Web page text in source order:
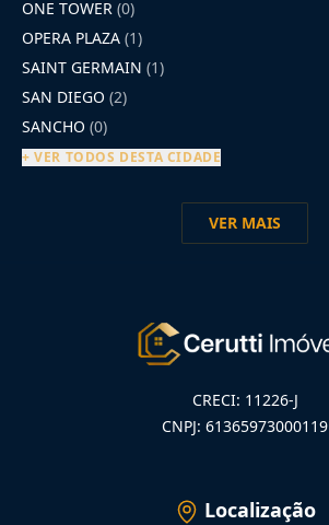
ONE TOWER (0)
OPERA PLAZA (1)
SAINT GERMAIN (1)
SAN DIEGO (2)
SANCHO (0)
+ VER TODOS DESTA CIDADE
VER MAIS
CRECI: 11226-J
CNPJ: 61365973000119
Localização